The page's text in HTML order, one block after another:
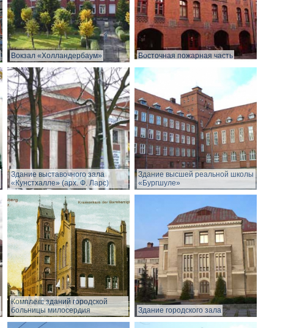
Вокзал «Холландербаум» Восточная пожарная часть
Здание выставочного зала
«Кунстхалле» (арх. Ф. Ларс)
Здание высшей реальной школы
«Бургшуле»
Комплекс зданий городской
больницы милосердия
Здание городского зала